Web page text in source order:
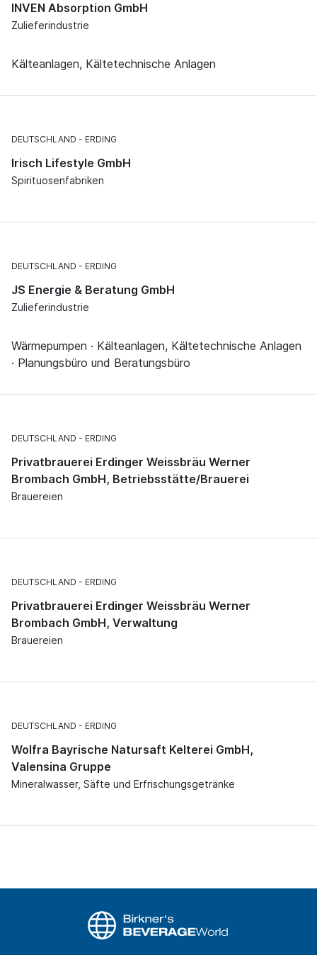
INVEN Absorption GmbH
Zulieferindustrie
Kälteanlagen, Kältetechnische Anlagen
DEUTSCHLAND ERDING
Irisch Lifestyle GmbH
Spirituosenfabriken
DEUTSCHLAND ERDING
JS Energie & Beratung GmbH
Zulieferindustrie
Wärmepumpen · Kälteanlagen, Kältetechnische Anlagen
· Planungsbüro und Beratungsbüro
DEUTSCHLAND ERDING
Privatbrauerei Erdinger Weissbräu Werner
Brombach GmbH, Betriebsstätte/Brauerei
Brauereien
DEUTSCHLAND ERDING
Privatbrauerei Erdinger Weissbräu Werner
Brombach GmbH, Verwaltung
Brauereien
DEUTSCHLAND ERDING
Wolfra Bayrische Natursaft Kelterei GmbH,
Valensina Gruppe
Mineralwasser, Säfte und Erfrischungsgetränke